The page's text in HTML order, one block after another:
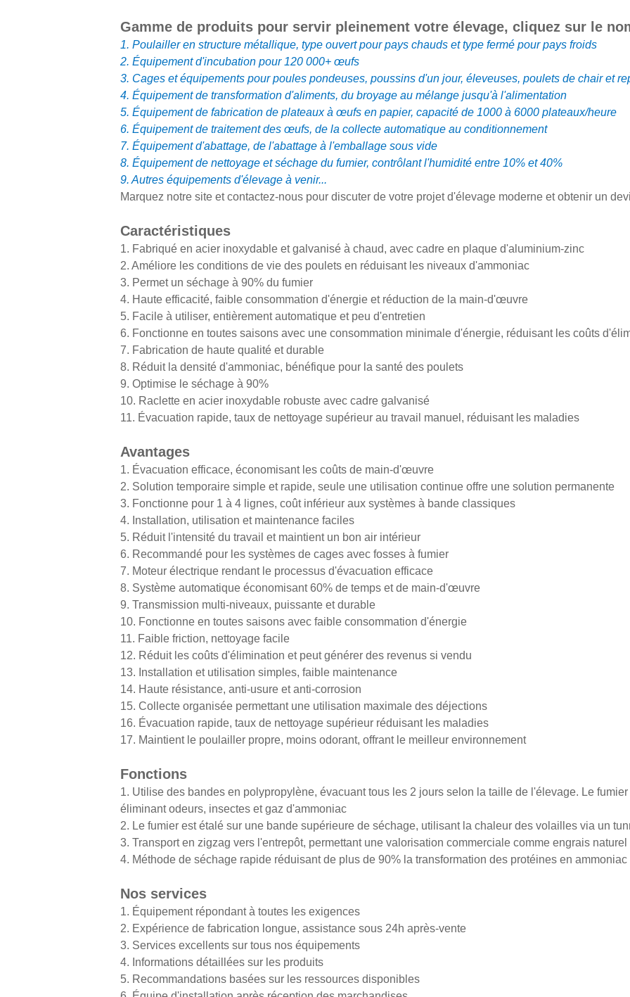
Gamme de produits pour servir pleinement votre élevage, cliquez sur le
1. Poulailler en structure métallique, type ouvert pour pays chauds et type fermé pour pays froids
2. Équipement d'incubation pour 120 000+ œufs
3. Cages et équipements pour poules pondeuses, poussins d'un jour, éleveuses, poulets de chair et
4. Équipement de transformation d'aliments, du broyage au mélange jusqu'à l'alimentation
5. Équipement de fabrication de plateaux à œufs en papier, capacité de 1000 à 6000 plateaux/heure
6. Équipement de traitement des œufs, de la collecte automatique au conditionnement
7. Équipement d'abattage, de l'abattage à l'emballage sous vide
8. Équipement de nettoyage et séchage du fumier, contrôlant l'humidité entre 10% et 40%
9. Autres équipements d'élevage à venir...
Marquez notre site et contactez-nous pour discuter de votre projet d'élevage moderne et obtenir un
Caractéristiques
1. Fabriqué en acier inoxydable et galvanisé à chaud, avec cadre en plaque d'aluminium-zinc
2. Améliore les conditions de vie des poulets en réduisant les niveaux d'ammoniac
3. Permet un séchage à 90% du fumier
4. Haute efficacité, faible consommation d'énergie et réduction de la main-d'œuvre
5. Facile à utiliser, entièrement automatique et peu d'entretien
6. Fonctionne en toutes saisons avec une consommation minimale d'énergie, réduisant les coûts
7. Fabrication de haute qualité et durable
8. Réduit la densité d'ammoniac, bénéfique pour la santé des poulets
9. Optimise le séchage à 90%
10. Raclette en acier inoxydable robuste avec cadre galvanisé
11. Évacuation rapide, taux de nettoyage supérieur au travail manuel, réduisant les maladies
Avantages
1. Évacuation efficace, économisant les coûts de main-d'œuvre
2. Solution temporaire simple et rapide, seule une utilisation continue offre une solution permanente
3. Fonctionne pour 1 à 4 lignes, coût inférieur aux systèmes à bande classiques
4. Installation, utilisation et maintenance faciles
5. Réduit l'intensité du travail et maintient un bon air intérieur
6. Recommandé pour les systèmes de cages avec fosses à fumier
7. Moteur électrique rendant le processus d'évacuation efficace
8. Système automatique économisant 60% de temps et de main-d'œuvre
9. Transmission multi-niveaux, puissante et durable
10. Fonctionne en toutes saisons avec faible consommation d'énergie
11. Faible friction, nettoyage facile
12. Réduit les coûts d'élimination et peut générer des revenus si vendu
13. Installation et utilisation simples, faible maintenance
14. Haute résistance, anti-usure et anti-corrosion
15. Collecte organisée permettant une utilisation maximale des déjections
16. Évacuation rapide, taux de nettoyage supérieur réduisant les maladies
17. Maintient le poulailler propre, moins odorant, offrant le meilleur environnement
Fonctions
1. Utilise des bandes en polypropylène, évacuant tous les 2 jours selon la taille de l'élevage. Le
éliminant odeurs, insectes et gaz d'ammoniac
2. Le fumier est étalé sur une bande supérieure de séchage, utilisant la chaleur des volailles via un
3. Transport en zigzag vers l'entrepôt, permettant une valorisation commerciale comme engrais
4. Méthode de séchage rapide réduisant de plus de 90% la transformation des protéines en ammoniac
Nos services
1. Équipement répondant à toutes les exigences
2. Expérience de fabrication longue, assistance sous 24h après-vente
3. Services excellents sur tous nos équipements
4. Informations détaillées sur les produits
5. Recommandations basées sur les ressources disponibles